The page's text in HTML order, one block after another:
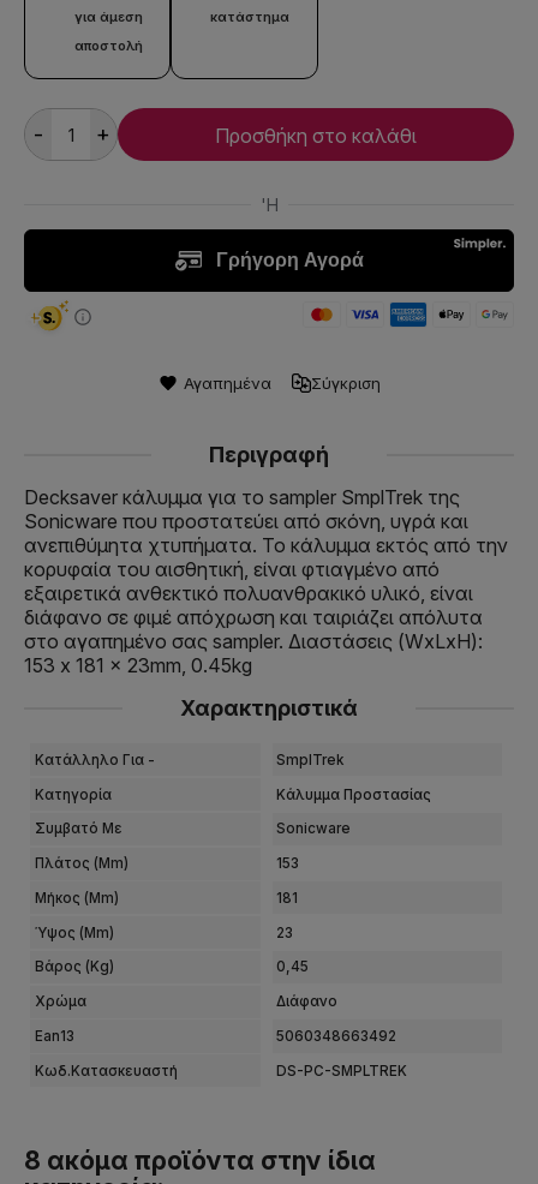
για άμεση
αποστολή
κατάστημα
- + Προσθήκη στο καλάθι
Αγαπημένα Σύγκριση
Περιγραφή
Decksaver κάλυμμα για το sampler SmplTrek της
Sonicware που προστατεύει από σκόνη, υγρά και
ανεπιθύμητα χτυπήματα. Το κάλυμμα εκτός από την
κορυφαία του αισθητική, είναι φτιαγμένο από
εξαιρετικά ανθεκτικό πολυανθρακικό υλικό, είναι
διάφανο σε φιμέ απόχρωση και ταιριάζει απόλυτα
στο αγαπημένο σας sampler. Διαστάσεις (WxLxH):
153 x 181 x 23mm, 0.45kg
Χαρακτηριστικά
Κατάλληλο Για - SmplTrek
Κατηγορία Κάλυμμα Προστασίας
Συμβατό Με Sonicware
Πλάτος (mm) 153
Μήκος (mm) 181
Ύψος (mm) 23
Βάρος (kg) 0,45
Χρώμα Διάφανο
Ean13 5060348663492
Κωδ.Κατασκευαστή DS-PC-SMPLTREK
8 ακόμα προϊόντα στην ίδια